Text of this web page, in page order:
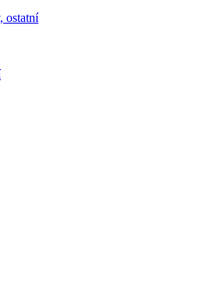
ostatní